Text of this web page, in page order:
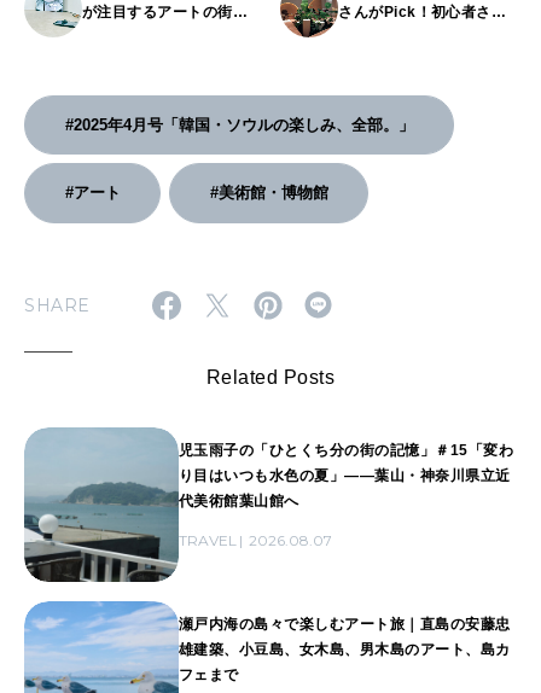
が注目するアートの街・
さんがPick！初心者さん
#2025年4月号「韓国・ソウルの楽しみ、全部。」
#アート #美術館・博物館
SHARE
Related Posts
児玉雨子の「ひとくち分の街の記憶」＃15「変わ
り目はいつも水色の夏」――葉山・神奈川県立近
代美術館葉山館へ
TRAVEL 2026.08.07
瀬戸内海の島々で楽しむアート旅｜直島の安藤忠
雄建築、小豆島、女木島、男木島のアート、島カ
フェまで